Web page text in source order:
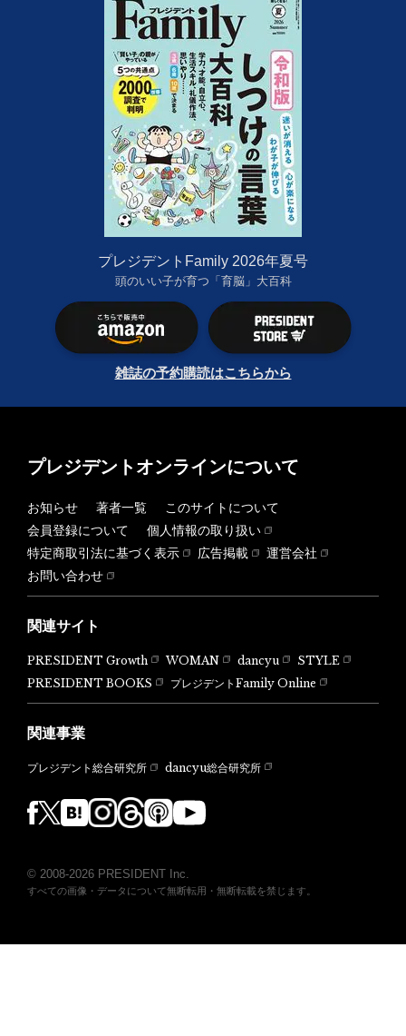
プレジデントFamily 2026年夏号
頭のいい子が育つ「育脳」大百科
雑誌の予約購読はこちらから
プレジデントオンラインについて
お知らせ 著者一覧
このサイトについて
会員登録について
個人情報の取り扱い
特定商取引法に基づく表示
広告掲載
運営会社
お問い合わせ
関連サイト
PRESIDENT Growth WOMAN dancyu
STYLE
PRESIDENT BOOKS
プレジデントFamily Online
関連事業
プレジデント総合研究所 dancyu総合研究所
© 2008-2026 PRESIDENT Inc.
すべての画像・データについて無断転用・無断転載を禁じます。